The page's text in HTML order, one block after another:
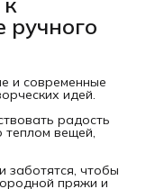
ручного
и современные
идей.
радость
теплом вещей,
заботятся, чтобы
пряжи и